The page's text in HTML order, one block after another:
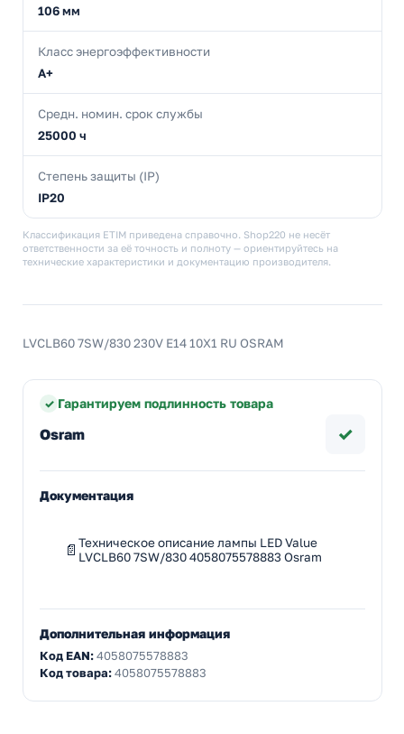
106 мм
Класс энергоэффективности
A+
Средн. номин. срок службы
25000 ч
Степень защиты (IP)
IP20
Классификация ETIM приведена справочно. Shop220 не несёт
ответственности за её точность и полноту — ориентируйтесь на
технические характеристики и документацию производителя.
LVCLB60 7SW/830 230V E14 10X1 RU OSRAM
Гарантируем подлинность товара
Osram ✓
Документация
Техническое описание лампы LED Value
LVCLB60 7SW/830 4058075578883 Osram
Дополнительная информация
Код EAN:4058075578883
Код товара:4058075578883